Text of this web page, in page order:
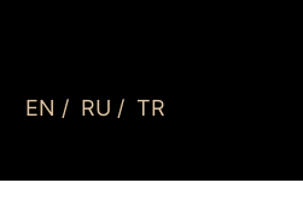
EN / RU / TR